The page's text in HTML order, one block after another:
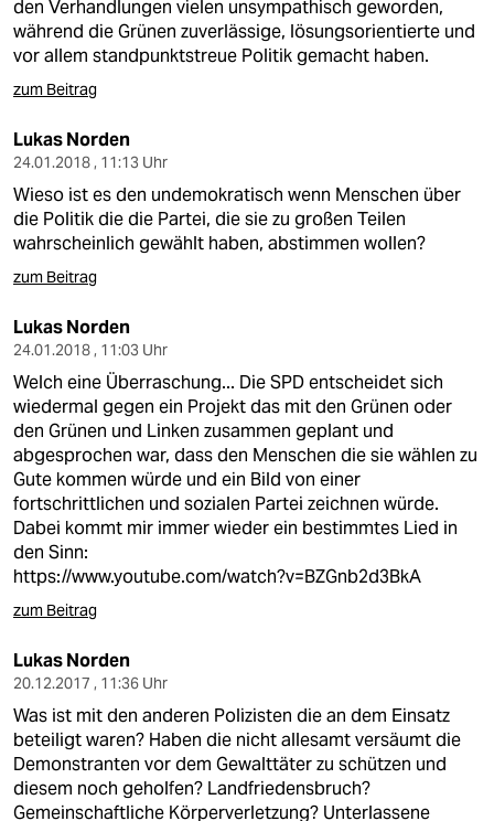
den Verhandlungen vielen unsympathisch geworden,
während die Grünen zuverlässige, lösungsorientierte und
vor allem standpunktstreue Politik gemacht haben.
zum Beitrag
Lukas Norden
24.01.2018 , 11:13 Uhr
Wieso ist es den undemokratisch wenn Menschen über
die Politik die die Partei, die sie zu großen Teilen
wahrscheinlich gewählt haben, abstimmen wollen?
zum Beitrag
Lukas Norden
24.01.2018 , 11:03 Uhr
Welch eine Überraschung... Die SPD entscheidet sich
wiedermal gegen ein Projekt das mit den Grünen oder
den Grünen und Linken zusammen geplant und
abgesprochen war, dass den Menschen die sie wählen zu
Gute kommen würde und ein Bild von einer
fortschrittlichen und sozialen Partei zeichnen würde.
Dabei kommt mir immer wieder ein bestimmtes Lied in
den Sinn:
https://www.youtube.com/watch?v=BZGnb2d3BkA
zum Beitrag
Lukas Norden
20.12.2017 , 11:36 Uhr
Was ist mit den anderen Polizisten die an dem Einsatz
beteiligt waren? Haben die nicht allesamt versäumt die
Demonstranten vor dem Gewalttäter zu schützen und
diesem noch geholfen? Landfriedensbruch?
Gemeinschaftliche Körperverletzung? Unterlassene